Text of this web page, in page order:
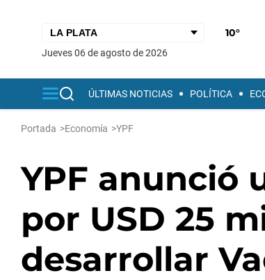
10°
jueves 06 de agosto de 2026
ÚLTIMAS NOTICIAS POLÍTICA
Portada >Economía >YPF
YPF anunció
por USD 25
desarrollar